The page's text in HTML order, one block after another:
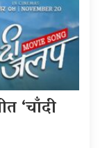
‘चाँदी